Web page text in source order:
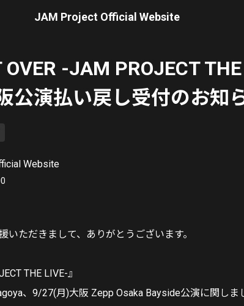
JAM Project Official Website
-JAM PROJECT THE
公演払い戻し受付のお知
Website
いただきまして、ありがとうございます。
THE LIVE-』
、9/27(月)大阪 Zepp Osaka Bayside公演に関しま